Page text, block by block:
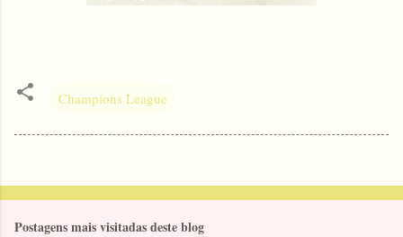
Champions League
Postagens mais visitadas deste blog